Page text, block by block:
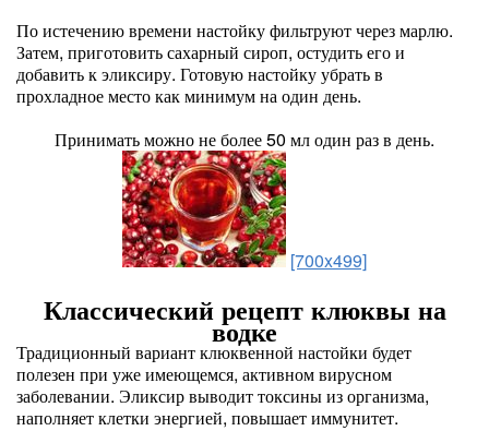
По истечению времени настойку фильтруют через марлю.
Затем, приготовить сахарный сироп, остудить его и
добавить к эликсиру. Готовую настойку убрать в
прохладное место как минимум на один день.
Принимать можно не более 50 мл один раз в день.
[700x499]
Классический рецепт клюквы на
водке
Традиционный вариант клюквенной настойки будет
полезен при уже имеющемся, активном вирусном
заболевании. Эликсир выводит токсины из организма,
наполняет клетки энергией, повышает иммунитет.